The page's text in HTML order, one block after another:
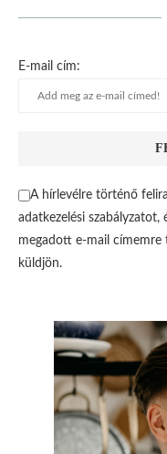
E-mail cím:
A hírlevélre történő
adatkezelési szabályzatot,
megadott e-mail címemre
küldjön.